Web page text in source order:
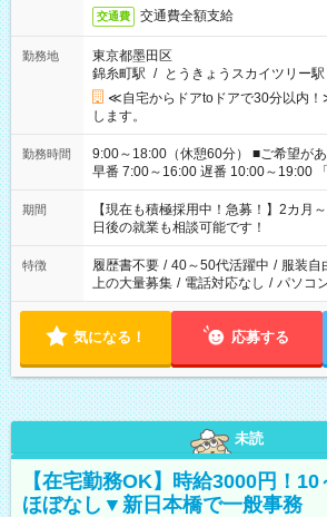
交通費 交通費全額支給
勤務地
東京都墨田区
錦糸町駅 / とうきょうスカイツリー駅
≪自宅からドアtoドアで30分以内
します。
勤務時間
9:00～18:00（休憩60分） ■ご希望があれば下記シフトもOK！
早番 7:00～16:00 遅番 10:00～19:00 「家族と休みを合わせた
い」 「余裕を持って夕飯の準備がし
たくない」 など、ご希望を教えてくださいね。
の方へ 今ご覧のお仕事で希望する勤務
の勤務時間。 合計で週40時間を超え
期間
【現在も積極採用中！急募！】2カ
日後の就業も相談可能です！
特徴 履歴書不要 / 40～50代活躍中 / 服装自
上の大量募集 / 電話対応なし / パソコ
気になる！ 応募する
未読
【在宅勤務OK】時給3000円！
ほぼなし▼新日本橋で一般事務